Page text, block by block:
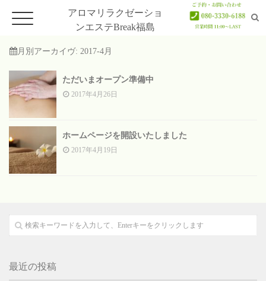
アロマリラクゼーショ
ンエステBreak福島
ホーム
アクセス
Access
お問い合わせ
月別アーカイヴ: 2017-4月
ただいまオープン準備中
2017年4月26日
ホームページを開設いたしました
2017年4月19日
最近の投稿